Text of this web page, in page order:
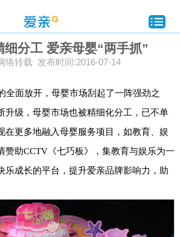
细分工 爱亲母婴“两手抓”
络转载 发布时间:2016-07-14
面放开，母婴市场刮起了一阵强劲之
升级，母婴市场也被精细化分工，已不单
在更多地融入母婴服务项目，如教育、娱
赞助CCTV《七巧板》，集教育与娱乐为一
乐成长的平台，提升爱亲品牌影响力，助